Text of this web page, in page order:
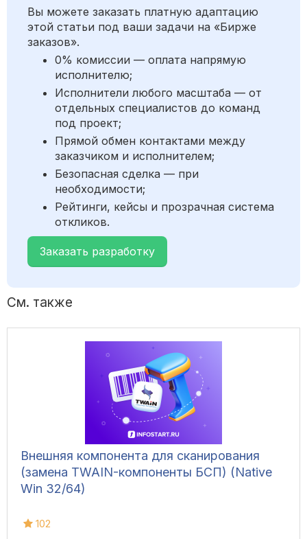
Вы можете заказать платную адаптацию
этой статьи под ваши задачи на «Бирже
заказов».
0% комиссии — оплата напрямую
исполнителю;
Исполнители любого масштаба — от
отдельных специалистов до команд
под проект;
Прямой обмен контактами между
заказчиком и исполнителем;
Безопасная сделка — при
необходимости;
Рейтинги, кейсы и прозрачная система
откликов.
Заказать разработку
См. также
Внешняя компонента для сканирования
(замена TWAIN-компоненты БСП) (Native
Win 32/64)
102